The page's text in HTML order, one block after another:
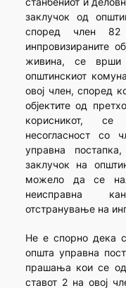
заклучок од
според член 82
инпровизираните
живина, се
општинскиот
овој член, според
објектите од
корисникот,
несогласност со
управна
заклучок на
можело да се
неисправна
отстранување на
Не е спорно дека
општа управна
прашања кои се
ставот 2 на овој